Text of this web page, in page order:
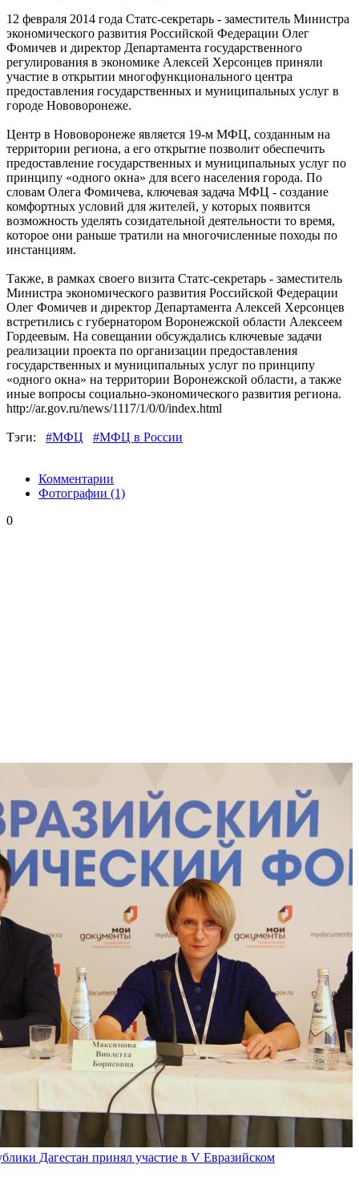
12 февраля 2014 года Статс-секретарь - заместитель Министра
экономического развития Российской Федерации Олег
Фомичев и директор Департамента государственного
регулирования в экономике Алексей Херсонцев приняли
участие в открытии многофункционального центра
предоставления государственных и муниципальных услуг в
городе Нововоронеже.
Центр в Нововоронеже является 19-м МФЦ, созданным на
территории региона, а его открытие позволит обеспечить
предоставление государственных и муниципальных услуг по
принципу «одного окна» для всего населения города. По
словам Олега Фомичева, ключевая задача МФЦ - создание
комфортных условий для жителей, у которых появится
возможность уделять созидательной деятельности то время,
которое они раньше тратили на многочисленные походы по
инстанциям.
Также, в рамках своего визита Статс-секретарь - заместитель
Министра экономического развития Российской Федерации
Олег Фомичев и директор Департамента Алексей Херсонцев
встретились с губернатором Воронежской области Алексеем
Гордеевым. На совещании обсуждались ключевые задачи
реализации проекта по организации предоставления
государственных и муниципальных услуг по принципу
«одного окна» на территории Воронежской области, а также
иные вопросы социально-экономического развития региона.
http://ar.gov.ru/news/1117/1/0/0/index.html
Тэги: #МФЦ #МФЦ в России
Комментарии
Фотографии (1)
0
Дагестан принял участие в V Евразийском